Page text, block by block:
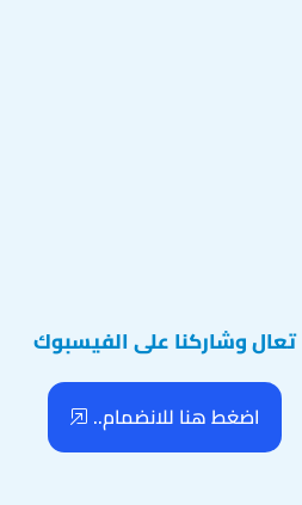
تعال وشاركنا على الفيسبوك
اضغط هنا للانضمام..